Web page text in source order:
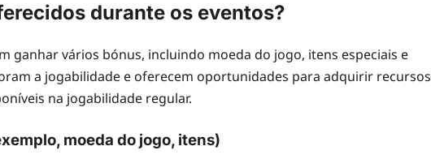
durante os eventos?
ganhar vários bónus, incluindo moeda do jogo, itens especiais e
a jogabilidade e oferecem oportunidades para adquirir recursos
na jogabilidade regular.
moeda do jogo, itens)